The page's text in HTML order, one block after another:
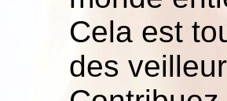
Cela est
des